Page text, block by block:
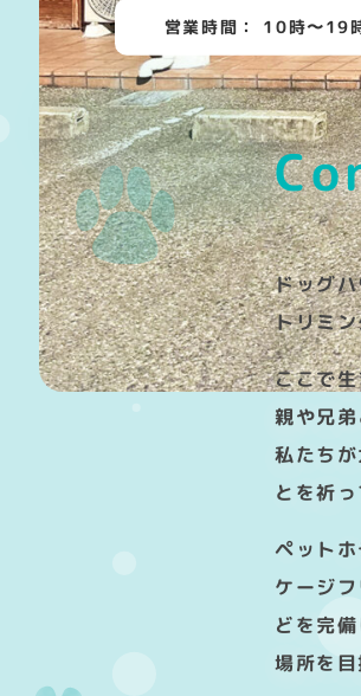
営業時間： 10時〜19
ドッグ
トリミ
ここで
親や兄
私たち
とを祈っ
ペット
ケージ
どを完
場所を目